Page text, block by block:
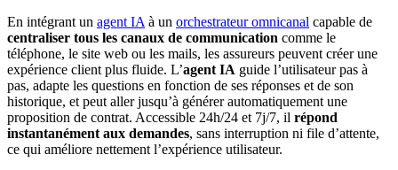
En intégrant un agent IA à un orchestrateur omnicanal capable de
centraliser tous les canaux de communication comme le
téléphone, le site web ou les mails, les assureurs peuvent créer une
expérience client plus fluide. L’agent IA guide l’utilisateur pas à
pas, adapte les questions en fonction de ses réponses et de son
historique, et peut aller jusqu’à générer automatiquement une
proposition de contrat. Accessible 24h/24 et 7j/7, il répond
instantanément aux demandes, sans interruption ni file d’attente,
ce qui améliore nettement l’expérience utilisateur.